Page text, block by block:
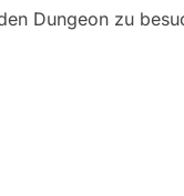
Dungeon zu
WEEK TO GO“